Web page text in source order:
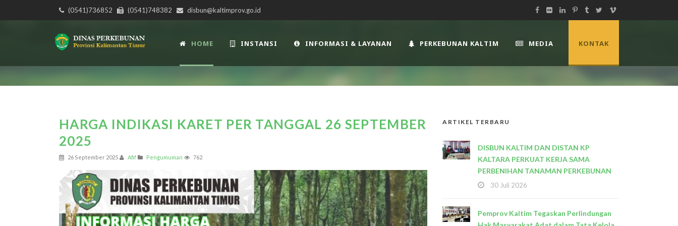
(0541)736852 (0541)748382 disbun@kaltimprov.go.id
HOME INSTANSI INFORMASI & LAYANAN PERKEBUNAN KALTIM MEDIA KONTAK
HARGA INDIKASI KARET PER TANGGAL 26 SEPTEMBER
2025
26 September 2025 Afif Pengumuman 762
ARTIKEL TERBARU
DISBUN KALTIM DAN DISTAN KP
KALTARA PERKUAT KERJA SAMA
PERBENIHAN TANAMAN PERKEBUNAN
30 Juli 2026
Pemprov Kaltim Tegaskan Perlindungan